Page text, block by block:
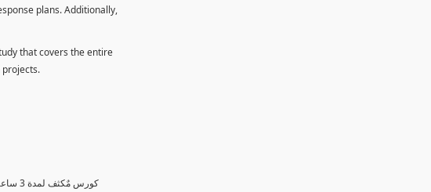
plans. Additionally,
that covers the entire